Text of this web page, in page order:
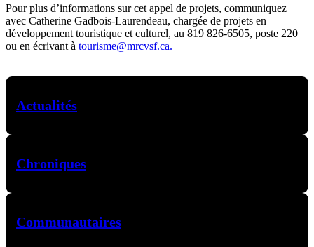
Pour plus d’informations sur cet appel de projets, communiquez
avec Catherine Gadbois-Laurendeau, chargée de projets en
développement touristique et culturel, au 819 826-6505, poste 220
ou en écrivant à tourisme@mrcvsf.ca.
Actualités
Chroniques
Communautaires